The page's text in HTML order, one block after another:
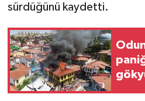
sürdüğünü kaydetti.